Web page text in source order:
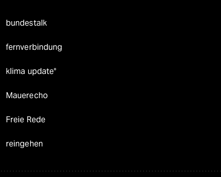
bundestalk
fernverbindung
klima update°
Mauerecho
Freie Rede
reingehen